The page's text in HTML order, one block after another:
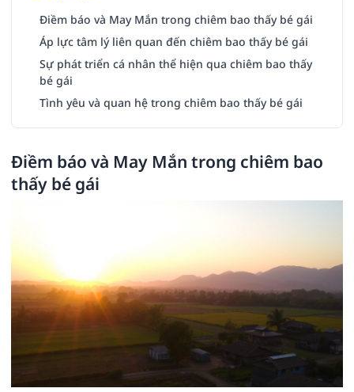
Điềm báo và May Mắn trong chiêm bao thấy bé gái
Áp lực tâm lý liên quan đến chiêm bao thấy bé gái
Sự phát triển cá nhân thể hiện qua chiêm bao thấy
bé gái
Tình yêu và quan hệ trong chiêm bao thấy bé gái
Điềm báo và May Mắn trong chiêm bao
thấy bé gái